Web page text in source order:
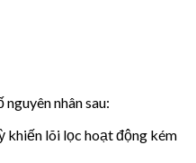
nhân sau:
khiến lõi lọc hoạt động kém